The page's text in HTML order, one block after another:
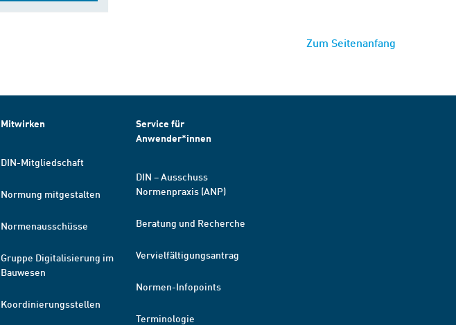
Zum Seitenanfang
Mitwirken
DIN-Mitgliedschaft
Normung mitgestalten
Normenausschüsse
Gruppe Digitalisierung im
Bauwesen
Koordinierungsstellen
Service für
Anwender*innen
DIN – Ausschuss
Normenpraxis (ANP)
Beratung und Recherche
Vervielfältigungsantrag
Normen-Infopoints
Terminologie